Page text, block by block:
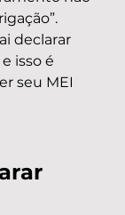
declarar
isso é
seu MEI